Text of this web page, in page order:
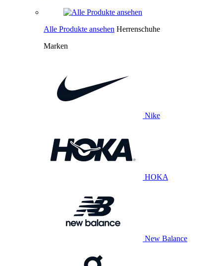
Alle Produkte ansehen Herrenschuhe
Marken
Nike
HOKA
New Balance